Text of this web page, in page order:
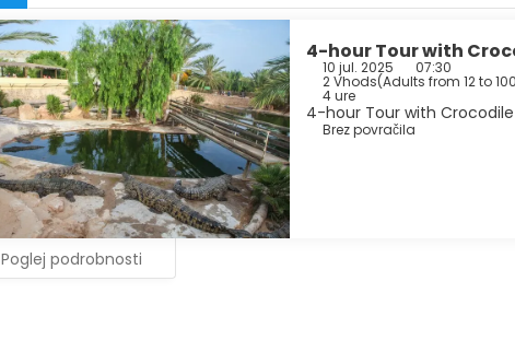
4-hour Tour with
10 jul. 2025 07:30
2 Vhods(Adults from 12 to
4 ure
4-hour Tour with
Brez povračila
Poglej podrobnosti